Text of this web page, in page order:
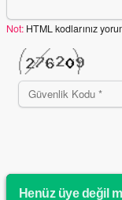
Not: HTML kodlarınız
Henüz üye değil